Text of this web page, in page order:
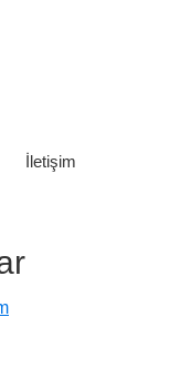
İletişim